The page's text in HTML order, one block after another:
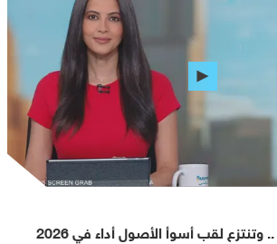
وتنتزع لقب أسوأ الأصول أداء في 2026